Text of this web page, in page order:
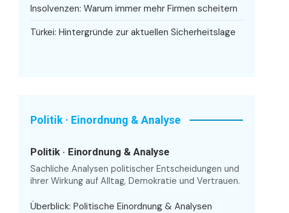
Insolvenzen: Warum immer mehr Firmen scheitern
Türkei: Hintergründe zur aktuellen Sicherheitslage
Politik · Einordnung & Analyse
Politik · Einordnung & Analyse
Sachliche Analysen politischer Entscheidungen und
ihrer Wirkung auf Alltag, Demokratie und Vertrauen.
Überblick: Politische Einordnung & Analysen